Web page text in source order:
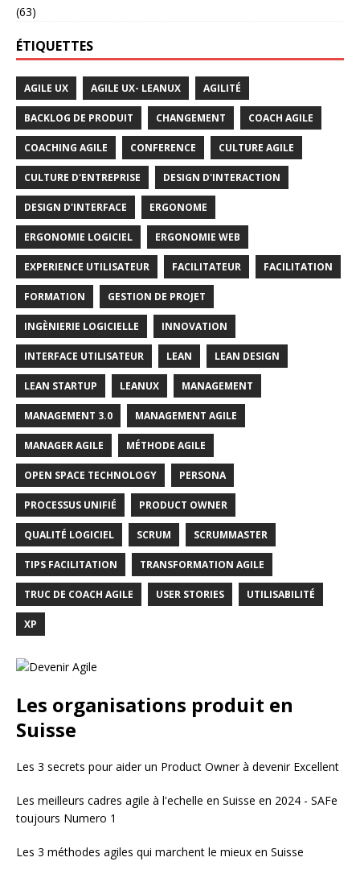
(63)
ÉTIQUETTES
AGILE UX AGILE UX- LEANUX AGILITÉ
BACKLOG DE PRODUIT CHANGEMENT COACH AGILE
COACHING AGILE CONFERENCE CULTURE AGILE
CULTURE D'ENTREPRISE DESIGN D'INTERACTION
DESIGN D'INTERFACE ERGONOME
ERGONOMIE LOGICIEL ERGONOMIE WEB
EXPERIENCE UTILISATEUR FACILITATEUR FACILITATION
FORMATION GESTION DE PROJET
INGÈNIERIE LOGICIELLE INNOVATION
INTERFACE UTILISATEUR LEAN LEAN DESIGN
LEAN STARTUP LEANUX MANAGEMENT
MANAGEMENT 3.0 MANAGEMENT AGILE
MANAGER AGILE MÉTHODE AGILE
OPEN SPACE TECHNOLOGY PERSONA
PROCESSUS UNIFIÉ PRODUCT OWNER
QUALITÉ LOGICIEL SCRUM SCRUMMASTER
TIPS FACILITATION TRANSFORMATION AGILE
TRUC DE COACH AGILE USER STORIES UTILISABILITÉ
XP
Les organisations produit en
Suisse
Les 3 secrets pour aider un Product Owner à devenir Excellent
Les meilleurs cadres agile à l'echelle en Suisse en 2024 - SAFe
toujours Numero 1
Les 3 méthodes agiles qui marchent le mieux en Suisse